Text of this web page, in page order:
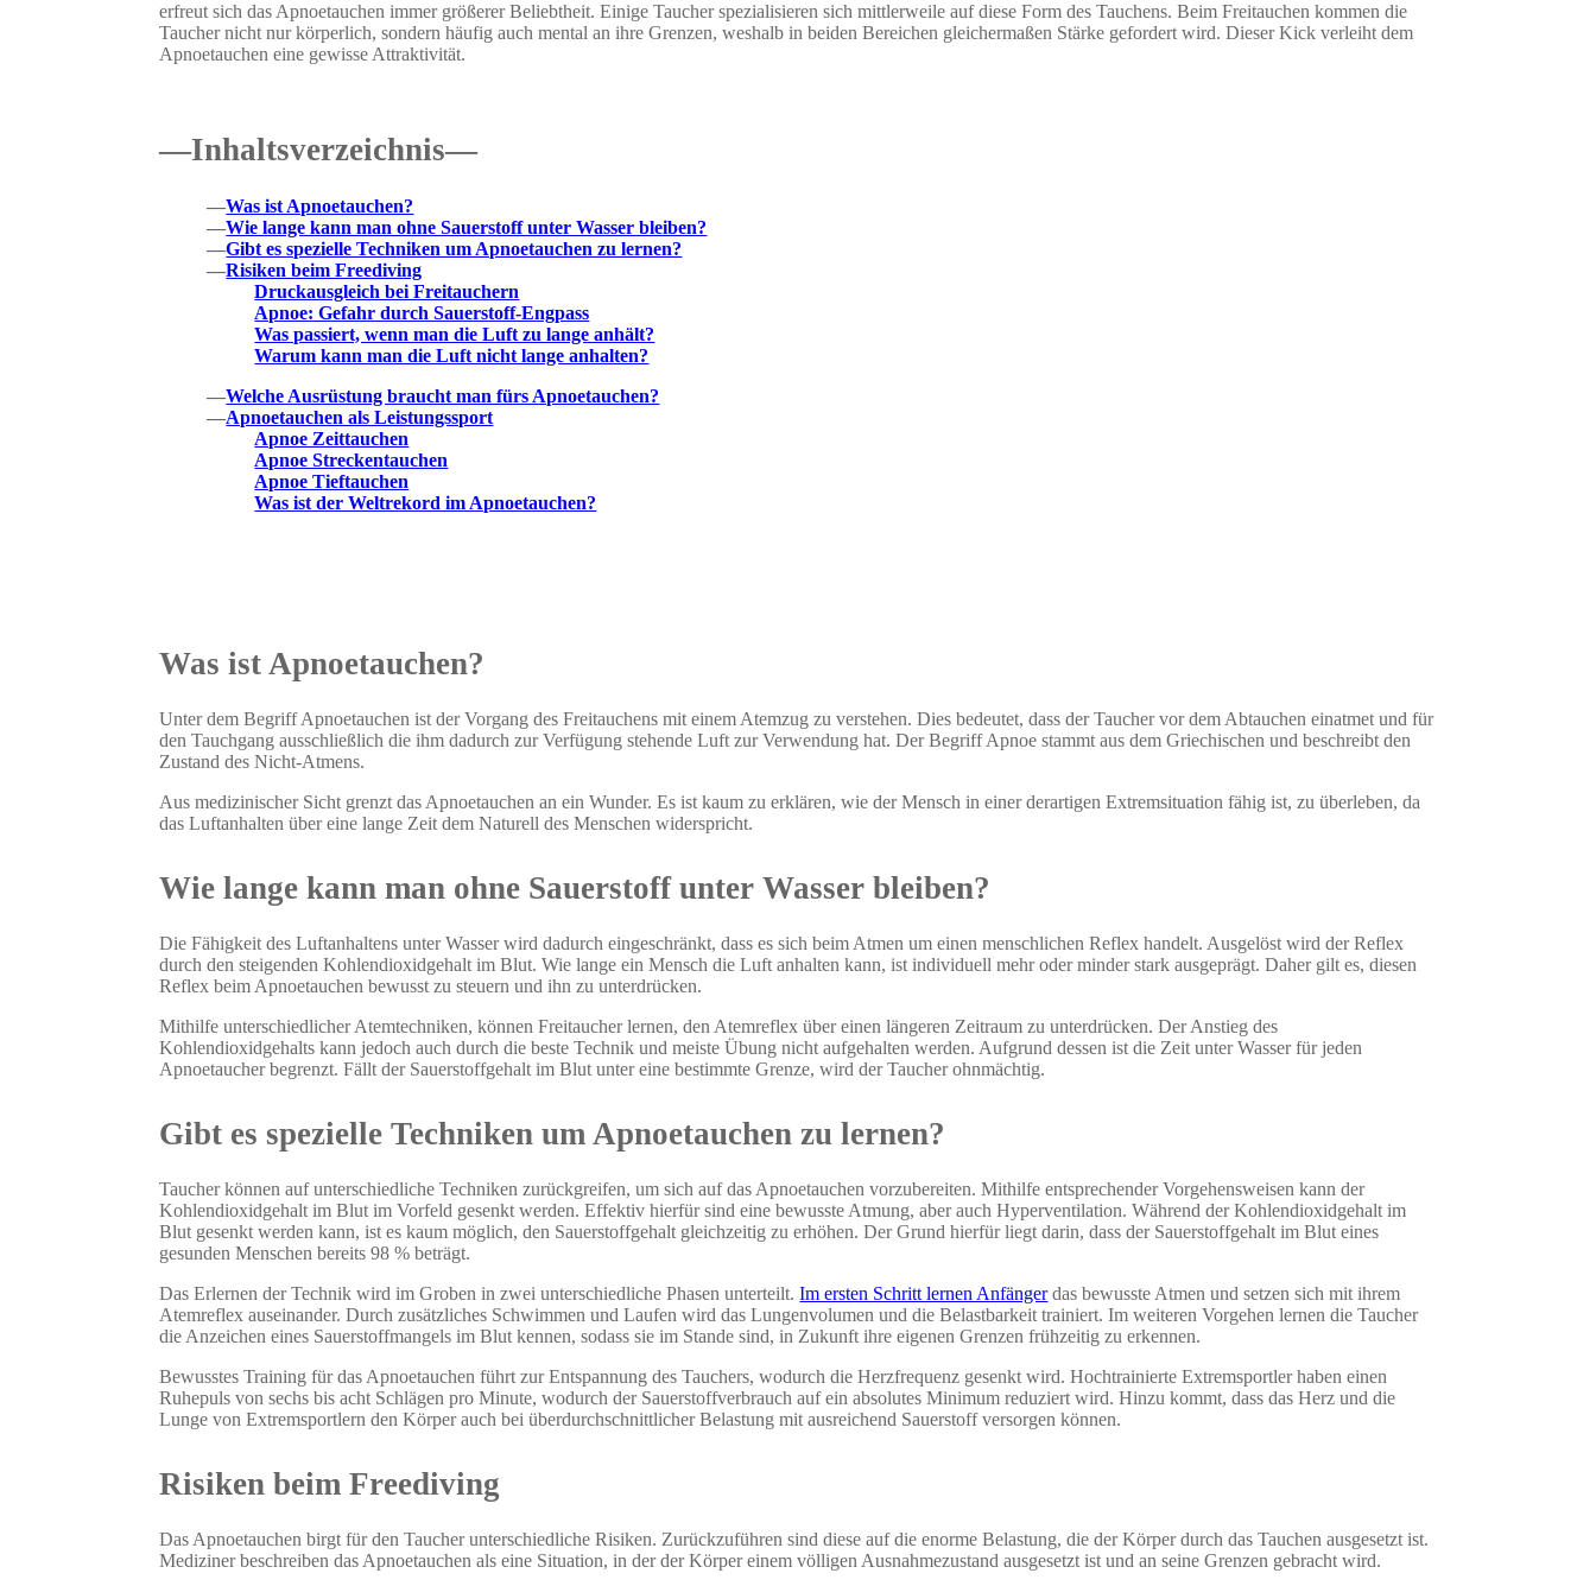
erfreut sich das Apnoetauchen immer größerer Beliebtheit. Einige Taucher spezialisieren sich mittlerweile auf diese Form des Tauchens. Beim Freitauchen kommen die
Taucher nicht nur körperlich, sondern häufig auch mental an ihre Grenzen, weshalb in beiden Bereichen gleichermaßen Stärke gefordert wird. Dieser Kick verleiht dem
Apnoetauchen eine gewisse Attraktivität.
—Inhaltsverzeichnis—
—Was ist Apnoetauchen?
—Wie lange kann man ohne Sauerstoff unter Wasser bleiben?
—Gibt es spezielle Techniken um Apnoetauchen zu lernen?
—Risiken beim Freediving
Druckausgleich bei Freitauchern
Apnoe: Gefahr durch Sauerstoff-Engpass
Was passiert, wenn man die Luft zu lange anhält?
Warum kann man die Luft nicht lange anhalten?
—Welche Ausrüstung braucht man fürs Apnoetauchen?
—Apnoetauchen als Leistungssport
Apnoe Zeittauchen
Apnoe Streckentauchen
Apnoe Tieftauchen
Was ist der Weltrekord im Apnoetauchen?
Was ist Apnoetauchen?
Unter dem Begriff Apnoetauchen ist der Vorgang des Freitauchens mit einem Atemzug zu verstehen. Dies bedeutet, dass der Taucher vor dem Abtauchen einatmet und für
den Tauchgang ausschließlich die ihm dadurch zur Verfügung stehende Luft zur Verwendung hat. Der Begriff Apnoe stammt aus dem Griechischen und beschreibt den
Zustand des Nicht-Atmens.
Aus medizinischer Sicht grenzt das Apnoetauchen an ein Wunder. Es ist kaum zu erklären, wie der Mensch in einer derartigen Extremsituation fähig ist, zu überleben, da
das Luftanhalten über eine lange Zeit dem Naturell des Menschen widerspricht.
Wie lange kann man ohne Sauerstoff unter Wasser bleiben?
Die Fähigkeit des Luftanhaltens unter Wasser wird dadurch eingeschränkt, dass es sich beim Atmen um einen menschlichen Reflex handelt. Ausgelöst wird der Reflex
durch den steigenden Kohlendioxidgehalt im Blut. Wie lange ein Mensch die Luft anhalten kann, ist individuell mehr oder minder stark ausgeprägt. Daher gilt es, diesen
Reflex beim Apnoetauchen bewusst zu steuern und ihn zu unterdrücken.
Mithilfe unterschiedlicher Atemtechniken, können Freitaucher lernen, den Atemreflex über einen längeren Zeitraum zu unterdrücken. Der Anstieg des
Kohlendioxidgehalts kann jedoch auch durch die beste Technik und meiste Übung nicht aufgehalten werden. Aufgrund dessen ist die Zeit unter Wasser für jeden
Apnoetaucher begrenzt. Fällt der Sauerstoffgehalt im Blut unter eine bestimmte Grenze, wird der Taucher ohnmächtig.
Gibt es spezielle Techniken um Apnoetauchen zu lernen?
Taucher können auf unterschiedliche Techniken zurückgreifen, um sich auf das Apnoetauchen vorzubereiten. Mithilfe entsprechender Vorgehensweisen kann der
Kohlendioxidgehalt im Blut im Vorfeld gesenkt werden. Effektiv hierfür sind eine bewusste Atmung, aber auch Hyperventilation. Während der Kohlendioxidgehalt im
Blut gesenkt werden kann, ist es kaum möglich, den Sauerstoffgehalt gleichzeitig zu erhöhen. Der Grund hierfür liegt darin, dass der Sauerstoffgehalt im Blut eines
gesunden Menschen bereits 98 % beträgt.
Das Erlernen der Technik wird im Groben in zwei unterschiedliche Phasen unterteilt.Im ersten Schritt lernen Anfängerdas bewusste Atmen und setzen sich mit ihrem
Atemreflex auseinander. Durch zusätzliches Schwimmen und Laufen wird das Lungenvolumen und die Belastbarkeit trainiert. Im weiteren Vorgehen lernen die Taucher
die Anzeichen eines Sauerstoffmangels im Blut kennen, sodass sie im Stande sind, in Zukunft ihre eigenen Grenzen frühzeitig zu erkennen.
Bewusstes Training für das Apnoetauchen führt zur Entspannung des Tauchers, wodurch die Herzfrequenz gesenkt wird. Hochtrainierte Extremsportler haben einen
Ruhepuls von sechs bis acht Schlägen pro Minute, wodurch der Sauerstoffverbrauch auf ein absolutes Minimum reduziert wird. Hinzu kommt, dass das Herz und die
Lunge von Extremsportlern den Körper auch bei überdurchschnittlicher Belastung mit ausreichend Sauerstoff versorgen können.
Risiken beim Freediving
Das Apnoetauchen birgt für den Taucher unterschiedliche Risiken. Zurückzuführen sind diese auf die enorme Belastung, die der Körper durch das Tauchen ausgesetzt ist.
Mediziner beschreiben das Apnoetauchen als eine Situation, in der der Körper einem völligen Ausnahmezustand ausgesetzt ist und an seine Grenzen gebracht wird.